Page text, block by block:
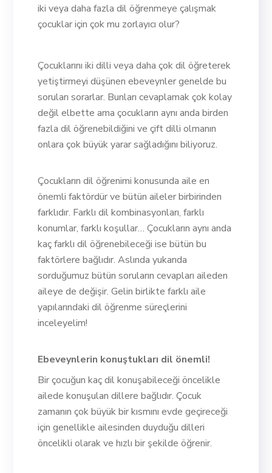
iki veya daha fazla dil öğrenmeye çalışmak
çocuklar için çok mu zorlayıcı olur?
Çocuklarını iki dilli veya daha çok dil öğreterek
yetiştirmeyi düşünen ebeveynler genelde bu
soruları sorarlar. Bunları cevaplamak çok kolay
değil elbette ama çocukların aynı anda birden
fazla dil öğrenebildiğini ve çift dilli olmanın
onlara çok büyük yarar sağladığını biliyoruz.
Çocukların dil öğrenimi konusunda aile en
önemli faktördür ve bütün aileler birbirinden
farklıdır. Farklı dil kombinasyonları, farklı
konumlar, farklı koşullar… Çocukların aynı anda
kaç farklı dil öğrenebileceği ise bütün bu
faktörlere bağlıdır. Aslında yukarıda
sorduğumuz bütün soruların cevapları aileden
aileye de değişir. Gelin birlikte farklı aile
yapılarındaki dil öğrenme süreçlerini
inceleyelim!
Ebeveynlerin konuştukları dil önemli!
Bir çocuğun kaç dil konuşabileceği öncelikle
ailede konuşulan dillere bağlıdır. Çocuk
zamanın çok büyük bir kısmını evde geçireceği
için genellikle ailesinden duyduğu dilleri
öncelikli olarak ve hızlı bir şekilde öğrenir.